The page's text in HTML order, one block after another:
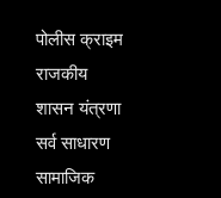
पोलीस क्राइम
राजकीय
शासन यंत्रणा
सर्व साधारण
सामाजिक